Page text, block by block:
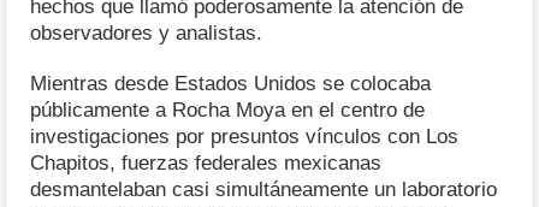
hechos que llamó poderosamente la atención de
observadores y analistas.
Mientras desde Estados Unidos se colocaba
públicamente a Rocha Moya en el centro de
investigaciones por presuntos vínculos con Los
Chapitos, fuerzas federales mexicanas
desmantelaban casi simultáneamente un laboratorio